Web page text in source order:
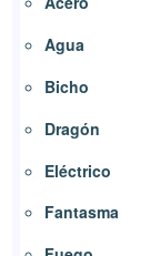
Agua
Bicho
Dragón
Eléctrico
Fantasma